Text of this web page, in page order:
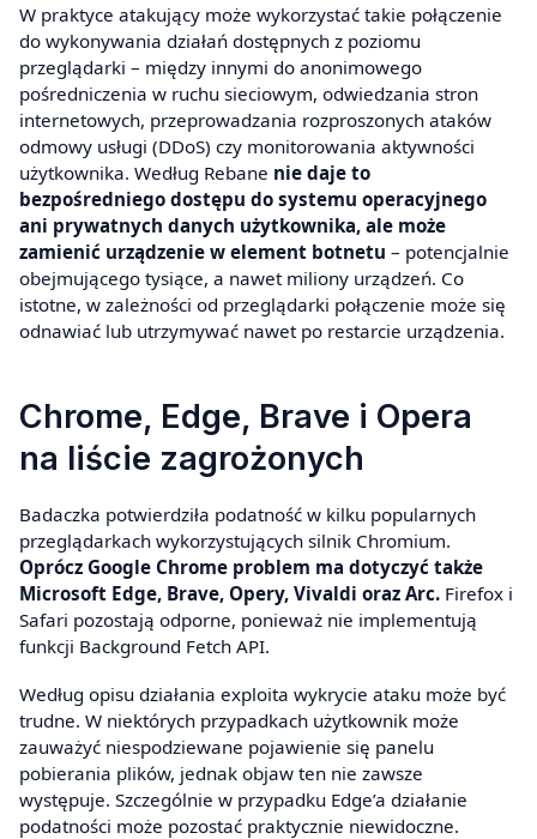
W praktyce atakujący może wykorzystać takie połączenie
do wykonywania działań dostępnych z poziomu
przeglądarki – między innymi do anonimowego
pośredniczenia w ruchu sieciowym, odwiedzania stron
internetowych, przeprowadzania rozproszonych ataków
odmowy usługi (DDoS) czy monitorowania aktywności
użytkownika. Według Rebane nie daje to
bezpośredniego dostępu do systemu operacyjnego
ani prywatnych danych użytkownika, ale może
zamienić urządzenie w element botnetu – potencjalnie
obejmującego tysiące, a nawet miliony urządzeń. Co
istotne, w zależności od przeglądarki połączenie może się
odnawiać lub utrzymywać nawet po restarcie urządzenia.
Chrome, Edge, Brave i Opera
na liście zagrożonych
Badaczka potwierdziła podatność w kilku popularnych
przeglądarkach wykorzystujących silnik Chromium.
Oprócz Google Chrome problem ma dotyczyć także
Microsoft Edge, Brave, Opery, Vivaldi oraz Arc. Firefox i
Safari pozostają odporne, ponieważ nie implementują
funkcji Background Fetch API.
Według opisu działania exploita wykrycie ataku może być
trudne. W niektórych przypadkach użytkownik może
zauważyć niespodziewane pojawienie się panelu
pobierania plików, jednak objaw ten nie zawsze
występuje. Szczególnie w przypadku Edge’a działanie
podatności może pozostać praktycznie niewidoczne.